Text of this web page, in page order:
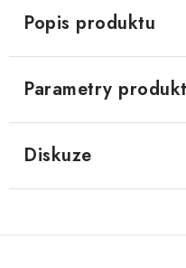
Popis produktu
Parametry
Diskuze